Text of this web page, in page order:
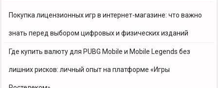
Покупка лицензионных игр в интернет-магазине: что важно
знать перед выбором цифровых и физических изданий
Где купить валюту для PUBG Mobile и Mobile Legends без
лишних рисков: личный опыт на платформе «Игры